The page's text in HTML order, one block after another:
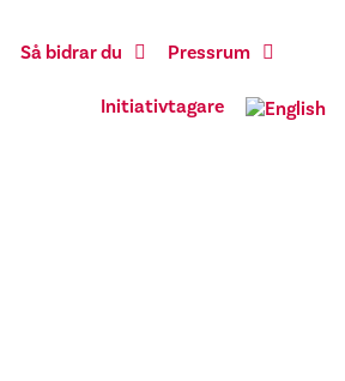
Så bidrar du Pressrum
Initiativtagare